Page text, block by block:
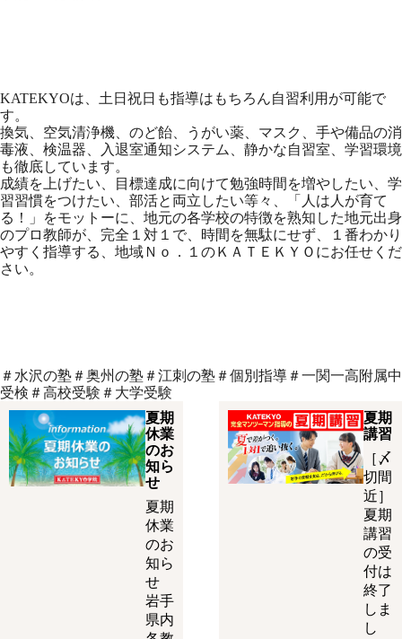
KATEKYOは、土日祝日も指導はもちろん自習利用が可能で
す。
換気、空気清浄機、のど飴、うがい薬、マスク、手や備品の消
毒液、検温器、入退室通知システム、静かな自習室、学習環境
も徹底しています。
成績を上げたい、目標達成に向けて勉強時間を増やしたい、学
習習慣をつけたい、部活と両立したい等々、「人は人が育て
る！」をモットーに、地元の各学校の特徴を熟知した地元出身
のプロ教師が、完全１対１で、時間を無駄にせず、１番わかり
やすく指導する、地域Ｎｏ．１のＫＡＴＥＫＹＯにお任せくだ
さい。
＃水沢の塾＃奥州の塾＃江刺の塾＃個別指導＃一関一高附属中
受検＃高校受験＃大学受験
夏期
休業
のお
知ら
せ
夏期
休業
のお
知ら
せ
岩手
県内
夏期
講習
［〆
切間
近］
夏期
講習
の受
付は
終了
しま
し